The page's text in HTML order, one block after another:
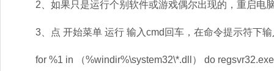
2、如果只是运行个别软件或游戏偶尔出现的，重启电
3、点 开始菜单 运行 输入cmd回车，在命令提示符下输
for %1 in （%windir%\system32\*.dll） do regsvr32.exe